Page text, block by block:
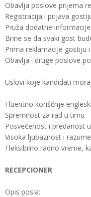
Obavlja poslove prijema
Registracija i prijava
Pruža dodatne
Brine se da svaki gost
Prima reklamacije gostiju
Obavlja i druge poslove
Uslovi koje kandidati
Fluentno korišćnje
Spremnost za rad u timu
Posvećenost i predanost
Visoka ljubaznost i
Fleksibilno radno vreme,
RECEPCIONER
Opis posla: